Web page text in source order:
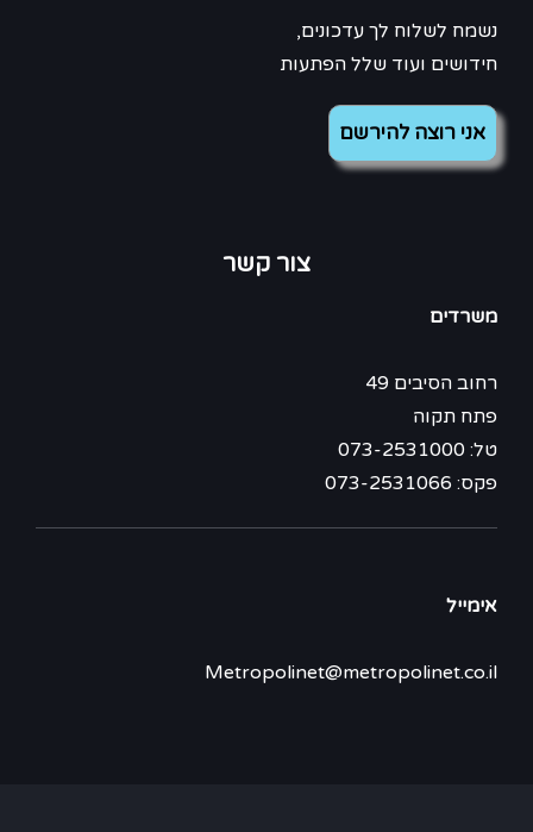
נשמח לשלוח לך עדכונים,
חידושים ועוד שלל הפתעות
צור קשר
משרדים
רחוב הסיבים 49
פתח תקוה
טל: 073-2531000
פקס: 073-2531066
אימייל
Metropolinet@metropolinet.co.il